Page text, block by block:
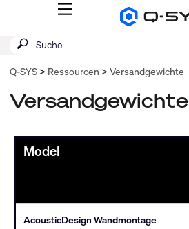
Q-
Homepage
MENÜ
QSYS.com (English)
Deutsch
Español
Français
한국어
China (中文)
Suche
SUCHE
Q‑SYS Ressourcen Versandgewichte
Versandgewichte
Model
AcousticDesign Wandmontage